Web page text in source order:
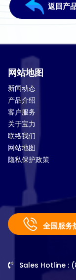
返回产
网站地图
新闻动态
产品介绍
客户服务
关于宝力
联络我们
网站地图
隐私保护政策
全国服务
Sales Hotline :